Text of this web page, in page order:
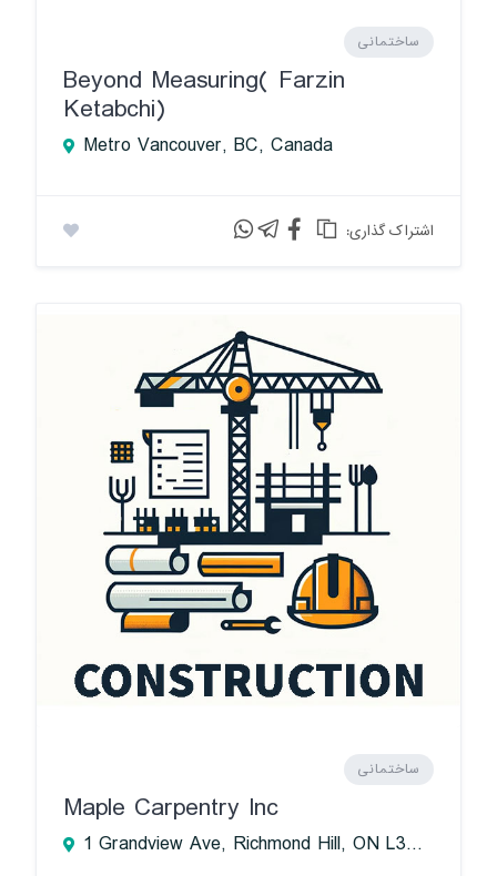
ساختمانی
Beyond Measuring( Farzin
Ketabchi)
Metro Vancouver, BC, Canada
:اشتراک گذاری
ساختمانی
Maple Carpentry Inc
1 Grandview Ave, Richmond Hill, ON L3T 0G7, Canada